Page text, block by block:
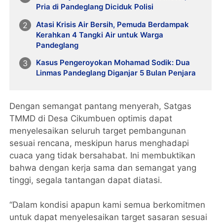
Pria di Pandeglang Diciduk Polisi
Atasi Krisis Air Bersih, Pemuda Berdampak
Kerahkan 4 Tangki Air untuk Warga
Pandeglang
Kasus Pengeroyokan Mohamad Sodik: Dua
Linmas Pandeglang Diganjar 5 Bulan Penjara
Dengan semangat pantang menyerah, Satgas
TMMD di Desa Cikumbuen optimis dapat
menyelesaikan seluruh target pembangunan
sesuai rencana, meskipun harus menghadapi
cuaca yang tidak bersahabat. Ini membuktikan
bahwa dengan kerja sama dan semangat yang
tinggi, segala tantangan dapat diatasi.
“Dalam kondisi apapun kami semua berkomitmen
untuk dapat menyelesaikan target sasaran sesuai